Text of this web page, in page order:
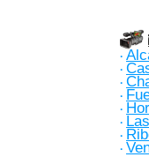
·
·
·
·
·
·
·
·